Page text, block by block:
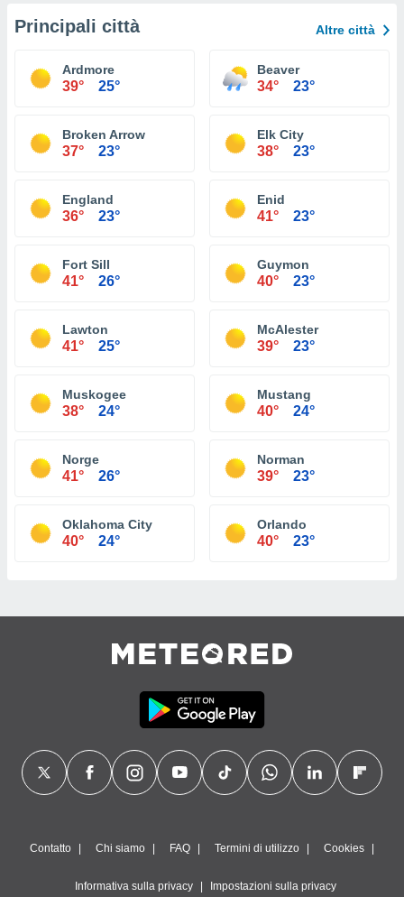
Principali città Altre città
Ardmore
39° 25°
Beaver
34° 23°
Broken Arrow
37° 23°
Elk City
38° 23°
England
36° 23°
Enid
41° 23°
Fort Sill
41° 26°
Guymon
40° 23°
Lawton
41° 25°
McAlester
39° 23°
Muskogee
38° 24°
Mustang
40° 24°
Norge
41° 26°
Norman
39° 23°
Oklahoma City
40° 24°
Orlando
40° 23°
Contatto Chi siamo FAQ Termini di utilizzo Cookies
Informativa sulla privacy Impostazioni sulla privacy